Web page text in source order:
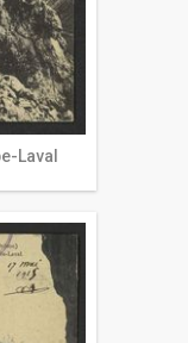
Laval